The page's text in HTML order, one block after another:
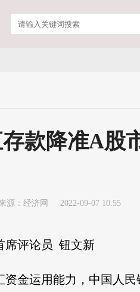
款降准A
源：经济网 2022-09-07 10:55
席评论员 钮文新
资金运用能力，中国人